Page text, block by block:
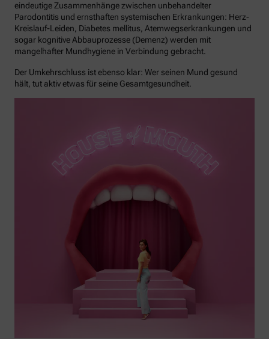
eindeutige Zusammenhänge zwischen unbehandelter
Parodontitis und ernsthaften systemischen Erkrankungen: Herz-
Kreislauf-Leiden, Diabetes mellitus, Atemwegserkrankungen und
sogar kognitive Abbauprozesse (Demenz) werden mit
mangelhafter Mundhygiene in Verbindung gebracht.
Der Umkehrschluss ist ebenso klar: Wer seinen Mund gesund
hält, tut aktiv etwas für seine Gesamtgesundheit.